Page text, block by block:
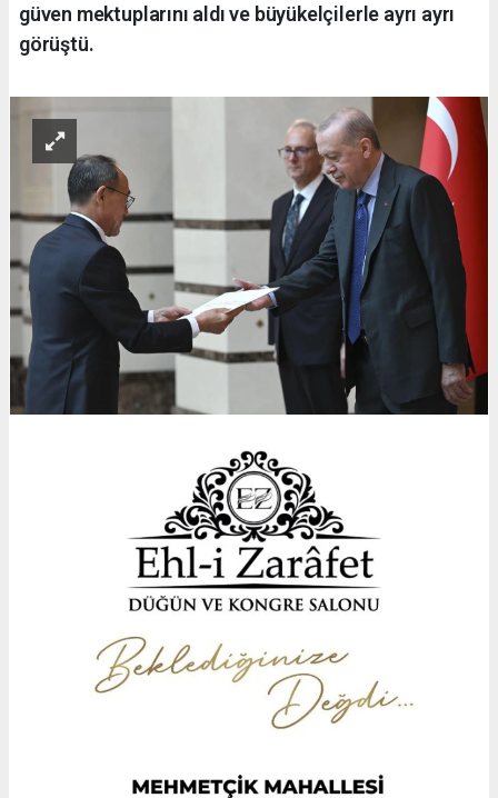
güven mektuplarını aldı ve büyükelçilerle ayrı ayrı
görüştü.